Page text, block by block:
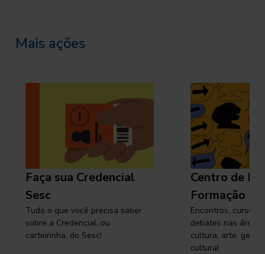
Mais ações
Faça sua Credencial
Sesc
Tudo o que você precisa saber
sobre a Credencial, ou
carteirinha, do Sesc!
Centro de
Formação
Encontros, cursos,
debates nas áreas
cultura, arte,
cultural